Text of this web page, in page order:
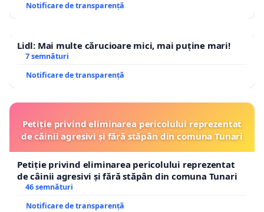
Notificare de transparență
Lidl: Mai multe cărucioare mici, mai puține mari!
7 semnături
Notificare de transparență
Petiție privind eliminarea pericolului reprezentat
de câinii agresivi și fără stăpân din comuna Tunari
Petiție privind eliminarea pericolului reprezentat
de câinii agresivi și fără stăpân din comuna Tunari
46 semnături
Notificare de transparență